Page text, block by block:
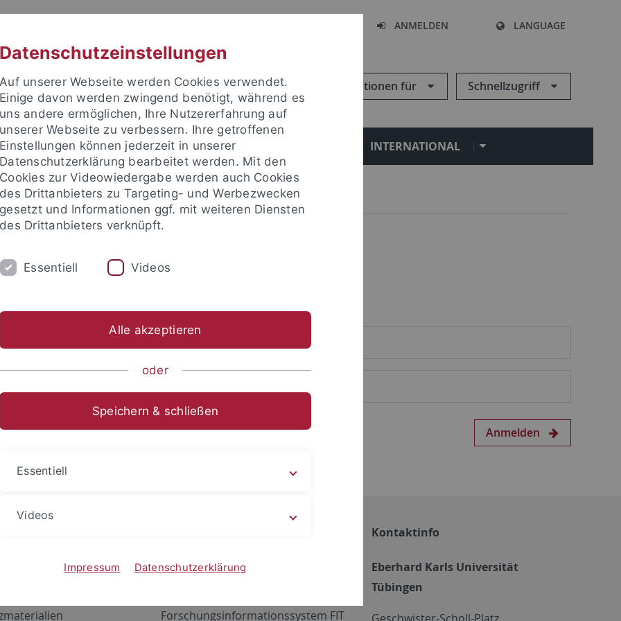
ANMELDEN LANGUAGE
Informationen für Schnellzugriff
FORSCHUNG EINRICHTUNGEN INTERNATIONAL
um sich anzumelden:
Anmelden
Netzwerk
ALMA
Forschungsinformationssystem FIT
Kontaktinfo
Eberhard Karls Universität
Tübingen
Datenschutzeinstellungen
Auf unserer Webseite werden Cookies verwendet.
Einige davon werden zwingend benötigt, während es
uns andere ermöglichen, Ihre Nutzererfahrung auf
unserer Webseite zu verbessern. Ihre getroffenen
Einstellungen können jederzeit in unserer
Datenschutzerklärung bearbeitet werden. Mit den
Cookies zur Videowiedergabe werden auch Cookies
des Drittanbieters zu Targeting- und Werbezwecken
gesetzt und Informationen ggf. mit weiteren Diensten
des Drittanbieters verknüpft.
Essentiell Videos
Alle akzeptieren
oder
Speichern & schließen
Essentiell
Videos
Impressum Datenschutzerklärung